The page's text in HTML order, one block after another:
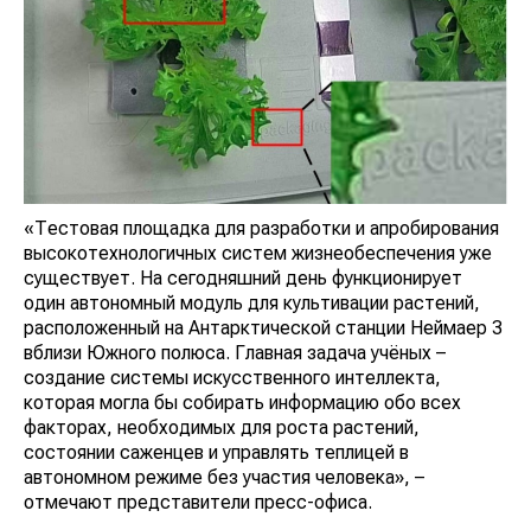
«Тестовая площадка для разработки и апробирования
высокотехнологичных систем жизнеобеспечения уже
существует. На сегодняшний день функционирует
один автономный модуль для культивации растений,
расположенный на Антарктической станции Неймаер 3
вблизи Южного полюса. Главная задача учёных –
создание системы искусственного интеллекта,
которая могла бы собирать информацию обо всех
факторах, необходимых для роста растений,
состоянии саженцев и управлять теплицей в
автономном режиме без участия человека», –
отмечают представители пресс-офиса.